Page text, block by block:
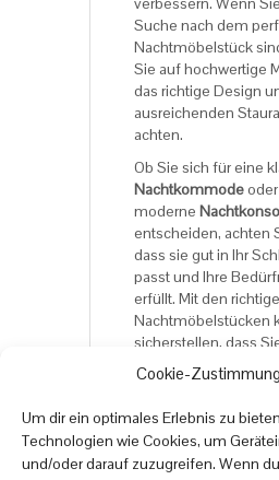
Cookie-
Um dir ein optimales Erlebnis zu
Technologien wie Cookies, um
und/oder darauf zuzugreifen. Wenn
Suche nach dem
Nachtmöbelstück
Sie auf hochwertige
das richtige Design
ausreichenden
achten.
Ob Sie sich für eine
Nachtkommode
moderne
entscheiden, achten
dass sie gut in Ihr
passt und Ihre
erfüllt. Mit den
Nachtmöbelstücken
sicherstellen, dass
stilvollen und
Schlafzimmer
schlafen gehen.
Viel Spaß beim